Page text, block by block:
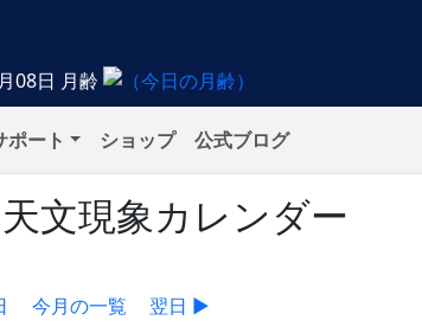
08日 月齢
ポート ショップ 公式ブログ
文現象カレンダー
今月の一覧 翌日 ▶